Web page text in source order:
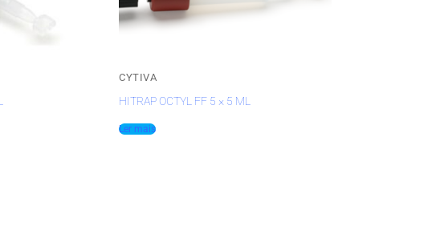
CYTIVA
HITRAP OCTYL FF 5 × 5 ML
Ler mais